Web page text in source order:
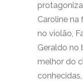
Caroline na
no violão,
Geraldo no
melhor do